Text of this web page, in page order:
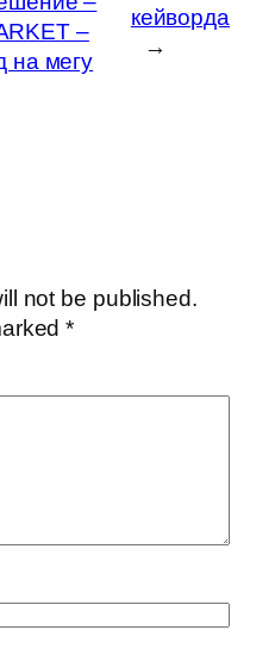
–
на мегу
кейворда
→
not be published.
*